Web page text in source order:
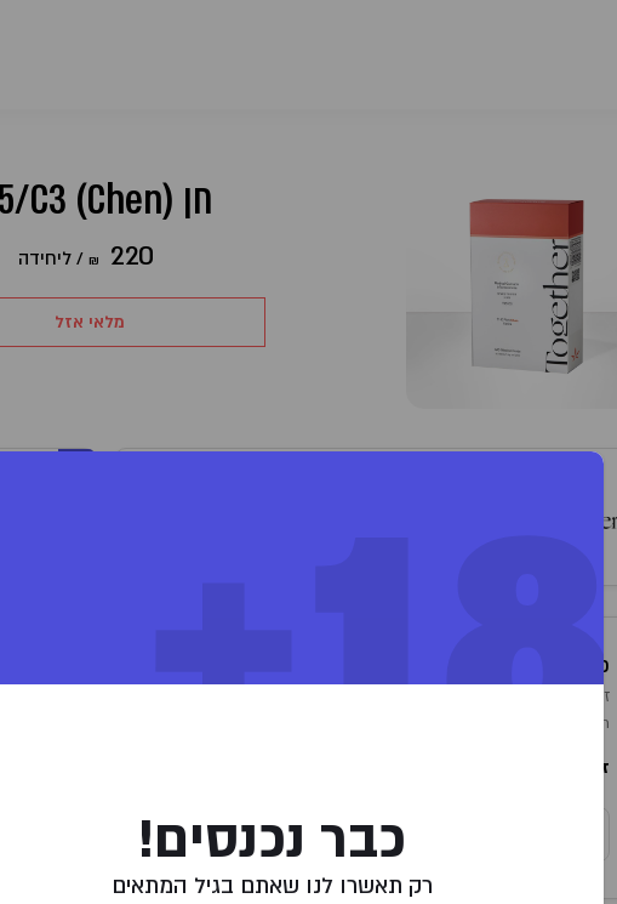
חן (Chen) T15/C3
220
₪
/ ליחידה
מלאי אזל
בבעלות חברת "גלובוס פארמה בע"מ" שבבעלות טוגדר
פרטים נוספים
passion. הזן בעל ארומה פירותית- חריפה. מתאימה לשימוש ביום.
זן מקור:
צפייה בבדיקות המעבדה18+כבר נכנסים!
רק תאשרו לנו שאתם בגיל המתאים